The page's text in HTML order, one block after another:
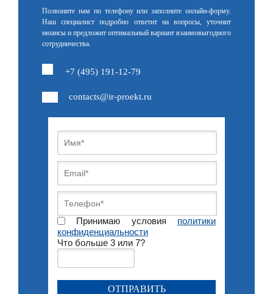
Позвоните нам по телефону или заполните онлайн-форму.
Наш специалист подробно ответит на вопросы, уточнит
нюансы и предложит оптимальный вариант взаимовыгодного
сотрудничества.
+7 (495) 191-12-79
contacts@ir-proekt.ru
Принимаю условия политики
конфиденциальности
Что больше 3 или 7?